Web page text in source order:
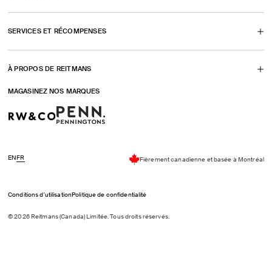
onglet)
SERVICES ET RÉCOMPENSES
À PROPOS DE REITMANS
MAGASINEZ NOS MARQUES
ENFR Fièrement canadienne et basée à Montréal
Conditions d'utilisationPolitique de confidentialité
© 2026 Reitmans (Canada) Limitée. Tous droits réservés.